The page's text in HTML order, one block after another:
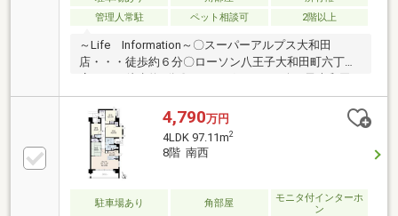
管理人常駐
ペット相談可 2階以上
～Life Information～〇スーパーアルプス大和田
店・・・徒歩約６分〇ローソン八王子大和田町六丁目
店・・・徒歩約3分〇八王子市立第十小学校・・・徒
歩約3分〇八王子市ひよどり山中学校・・・徒歩約20
4,790万円
4LDK 97.11m2
8階 南西
駐車場あり 角部屋
モニタ付インターホ
ン